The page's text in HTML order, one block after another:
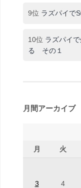
9位 ラズパイで
10位 ラズパイ
る その１
月間アーカイブ
月 火
3 4